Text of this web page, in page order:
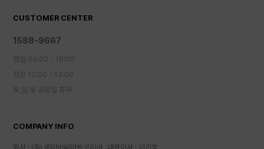
CUSTOMER CENTER
1588-9667
평일 09:00 - 18:00
점심 12:00 - 13:00
토,일 및 공휴일 휴무
COMPANY INFO